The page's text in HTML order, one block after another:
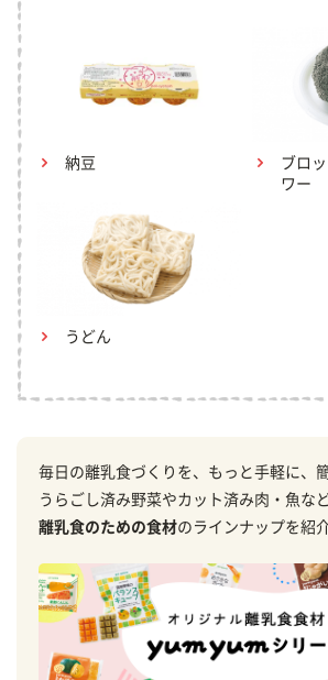
納豆
ブロ
ワー
うどん
毎日の離乳食づくりを、もっと手軽に、
うらごし済み野菜やカット済み肉・魚な
離乳食のための食材のラインナップを紹